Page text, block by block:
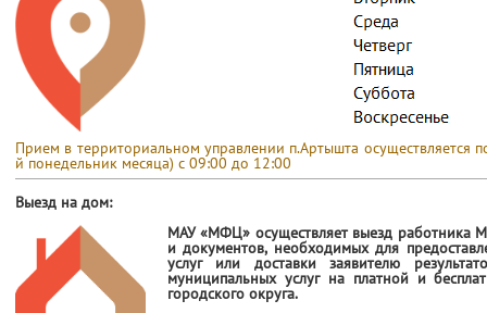
Прием в территориальном управлении п.Артышта
й понедельник месяца) с 09:00 до 12:00
Выезд на дом:
МАУ «МФЦ» осуществляет выезд работника
и документов, необходимых для
услуг или доставки заявителю
муниципальных услуг на платной и
городского округа.